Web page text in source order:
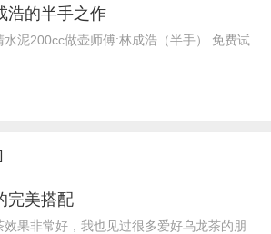
浩的半手之作
水泥200cc做壶师傅:林成浩（半手） 免费试
完美搭配
果非常好，我也见过很多爱好乌龙茶的朋